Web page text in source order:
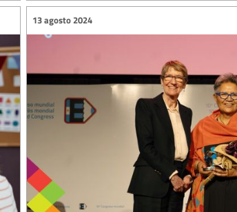
13 agosto 2024